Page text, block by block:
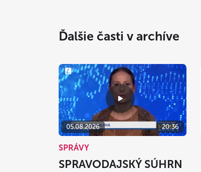
Ďalšie časti v archíve
05.08.2026 20:36
SPRÁVY
SPRAVODAJSKÝ SÚHRN